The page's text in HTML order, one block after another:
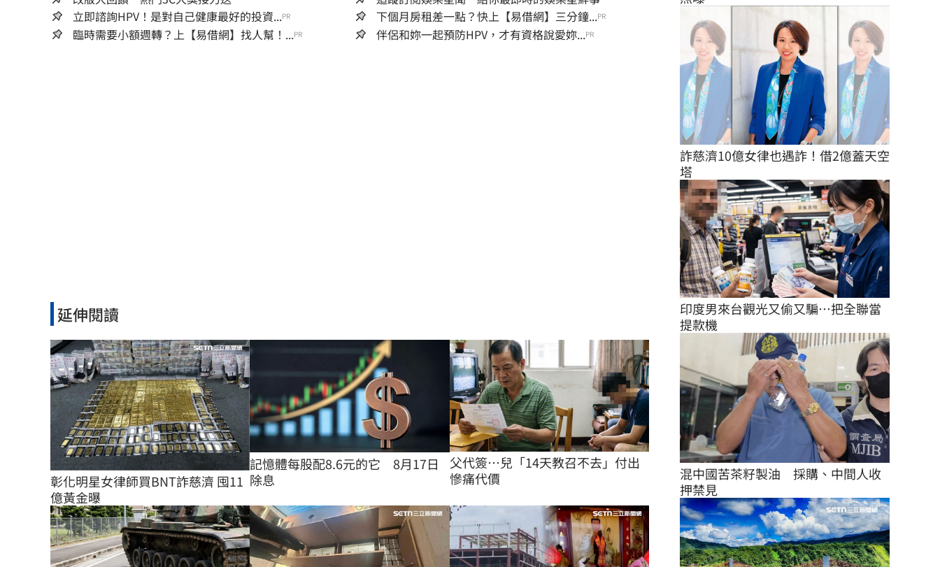
立即諮詢HPV！是對自己健康最好的投資...PR 下個月房租差一點？快上【易借網】三分鐘...PR
臨時需要小額週轉？上【易借網】找人幫！...PR 伴侶和妳一起預防HPV，才有資格說愛妳...PR
延伸閱讀
彰化明星女律師買BNT詐慈濟 囤11
億黃金曝
記憶體每股配8.6元的它 8月17日
除息
父代簽…兒「14天教召不去」付出
慘痛代價
詐慈濟10億女律也遇詐！借2億蓋天空
塔
印度男來台觀光又偷又騙…把全聯當
提款機
混中國苦茶籽製油　採購、中間人收
押禁見